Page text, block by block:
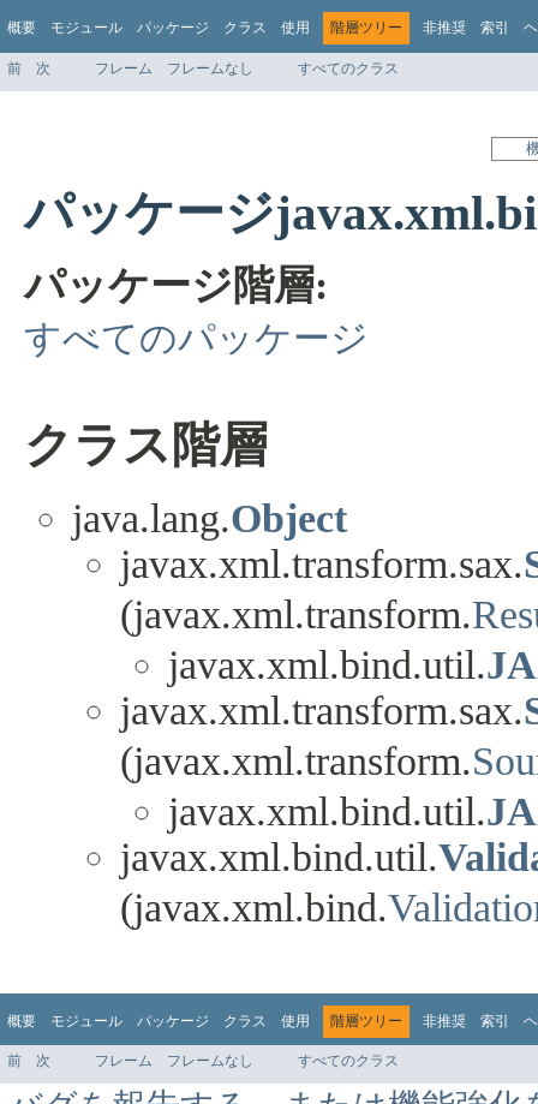
概要 モジュール パッケージ クラス 使用 階層ツリー 非推奨 索引
前 次 フレーム フレームなし すべてのクラス
パッケージ
パッケージ階層:
すべてのパッケージ
クラス階層
java.lang.Object
javax.xml.transform.sax.
(javax.xml.transform.
javax.xml.bind.util.
javax.xml.transform.sax.
(javax.xml.transform.
javax.xml.bind.util.
javax.xml.bind.util.
(javax.xml.bind.
概要 モジュール パッケージ クラス 使用 階層ツリー 非推奨 索引
前 次 フレーム フレームなし すべてのクラス